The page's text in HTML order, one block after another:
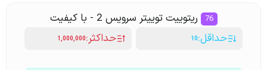
76
ریتوییت توییتر سرویس 2 - با کیفیت
حداقل:10 حداکثر:1,000,000